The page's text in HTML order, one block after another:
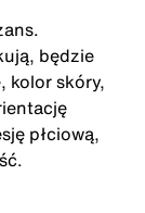
będzie
kolor skóry,
płciową,